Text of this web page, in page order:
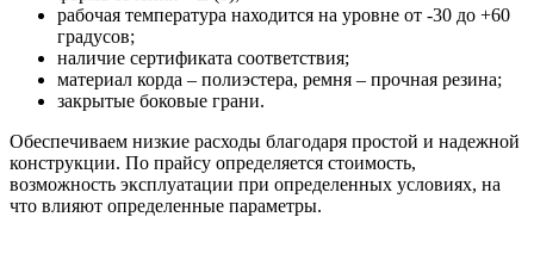
рабочая температура находится на уровне от -30 до +60
градусов;
наличие сертификата соответствия;
материал корда – полиэстера, ремня – прочная резина;
закрытые боковые грани.
Обеспечиваем низкие расходы благодаря простой и надежной
конструкции. По прайсу определяется стоимость,
возможность эксплуатации при определенных условиях, на
что влияют определенные параметры.